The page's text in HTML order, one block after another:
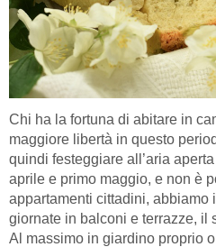
Chi ha la fortuna di abitare in
maggiore libertà in questo
quindi festeggiare all’aria
aprile e primo maggio, e non è
appartamenti cittadini, abbiamo
giornate in balconi e terrazze, il
Al massimo in giardino proprio